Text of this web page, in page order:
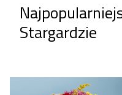
Stargardzie